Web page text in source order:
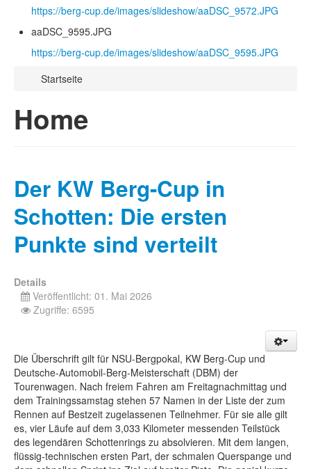
https://berg-cup.de/images/slideshow/aaDSC_9572.JPG
aaDSC_9595.JPG
https://berg-cup.de/images/slideshow/aaDSC_9595.JPG
Startseite
Home
Der KW Berg-Cup in
Schotten: Die ersten
Punkte sind verteilt
Details
Veröffentlicht: 01. Mai 2026
Zugriffe: 6595
Die Überschrift gilt für NSU-Bergpokal, KW Berg-Cup und
Deutsche-Automobil-Berg-Meisterschaft (DBM) der
Tourenwagen. Nach freiem Fahren am Freitagnachmittag und
dem Trainingssamstag stehen 57 Namen in der Liste der zum
Rennen auf Bestzeit zugelassenen Teilnehmer. Für sie alle gilt
es, vier Läufe auf dem 3,033 Kilometer messenden Teilstück
des legendären Schottenrings zu absolvieren. Mit dem langen,
flüssig-technischen ersten Part, der schmalen Querspange und